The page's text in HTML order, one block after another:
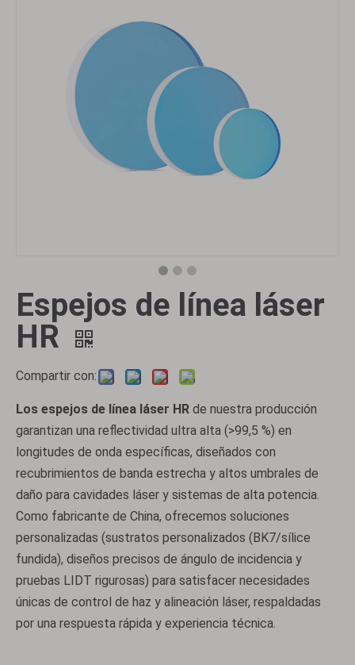
Espejos de línea láser
HR
Compartir con:
Los espejos de línea láser HR de nuestra producción
garantizan una reflectividad ultra alta (>99,5 %) en
longitudes de onda específicas, diseñados con
recubrimientos de banda estrecha y altos umbrales de
daño para cavidades láser y sistemas de alta potencia.
Como fabricante de China, ofrecemos soluciones
personalizadas (sustratos personalizados (BK7/sílice
fundida), diseños precisos de ángulo de incidencia y
pruebas LIDT rigurosas) para satisfacer necesidades
únicas de control de haz y alineación láser, respaldadas
por una respuesta rápida y experiencia técnica.